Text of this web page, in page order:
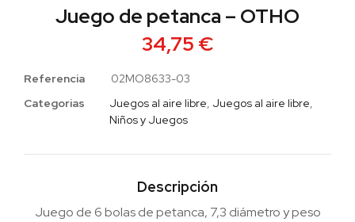
Juego de petanca – OTHO
34,75 €
Referencia
02MO8633-03
Categorias
Juegos al aire libre, Juegos al aire libre,
Niños y Juegos
Descripción
Juego de 6 bolas de petanca, 7,3 diámetro y peso